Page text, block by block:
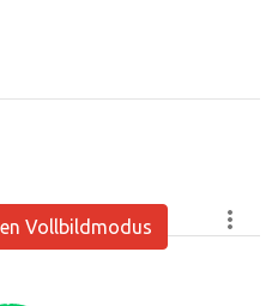
Vollbildmodus